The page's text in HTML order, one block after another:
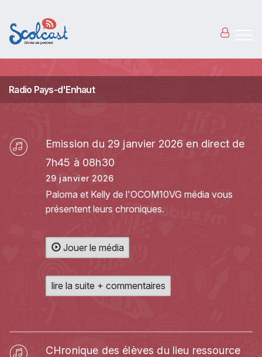
Radio Pays-d'Enhaut
Emission du 29 janvier 2026 en direct de
7h45 à 08h30
29 janvier 2026
Paloma et Kelly de l'OCOM10VG média vous
présentent leurs chroniques.
Jouer le média
lire la suite + commentaires
CHronique des élèves du lieu ressource